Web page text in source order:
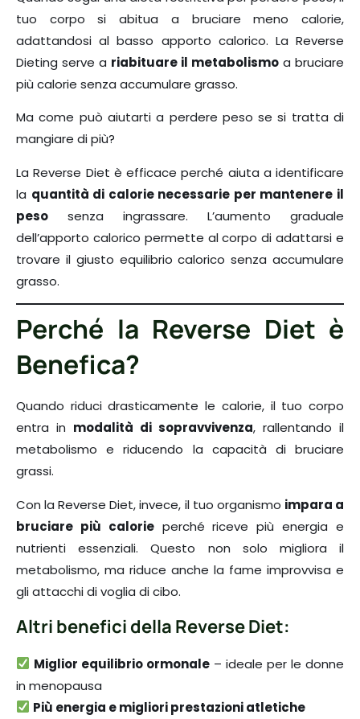
tuo corpo si abitua a bruciare meno calorie,
adattandosi al basso apporto calorico. La Reverse
Dieting serve a riabituare il metabolismo a bruciare
più calorie senza accumulare grasso.
Ma come può aiutarti a perdere peso se si tratta di
mangiare di più?
La Reverse Diet è efficace perché aiuta a identificare
la quantità di calorie necessarie per mantenere il
peso senza ingrassare. L’aumento graduale
dell’apporto calorico permette al corpo di adattarsi e
trovare il giusto equilibrio calorico senza accumulare
grasso.
Perché la Reverse Diet è
Benefica?
Quando riduci drasticamente le calorie, il tuo corpo
entra in modalità di sopravvivenza, rallentando il
metabolismo e riducendo la capacità di bruciare
grassi.
Con la Reverse Diet, invece, il tuo organismo impara a
bruciare più calorieperché riceve più energia e
nutrienti essenziali. Questo non solo migliora il
metabolismo, ma riduce anche la fame improvvisa e
gli attacchi di voglia di cibo.
Altri benefici della Reverse Diet:
Miglior equilibrio ormonale – ideale per le donne
in menopausa
Più energia e migliori prestazioni atletiche